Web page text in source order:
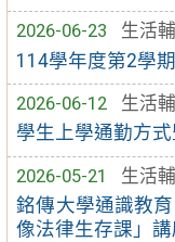
2026-06-23
生活
114學年度第2學
2026-06-12
生活
學生上學通勤方
2026-05-21
生活
銘傳大學通識教
像法律生存課」